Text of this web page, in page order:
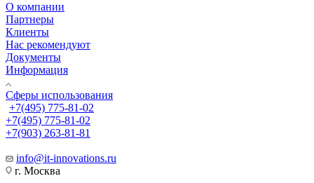
О компании
Партнеры
Клиенты
Нас рекомендуют
Документы
Информация
Сферы использования
+7(495) 775-81-02
+7(495) 775-81-02
+7(903) 263-81-81
info@it-innovations.ru
г. Москва